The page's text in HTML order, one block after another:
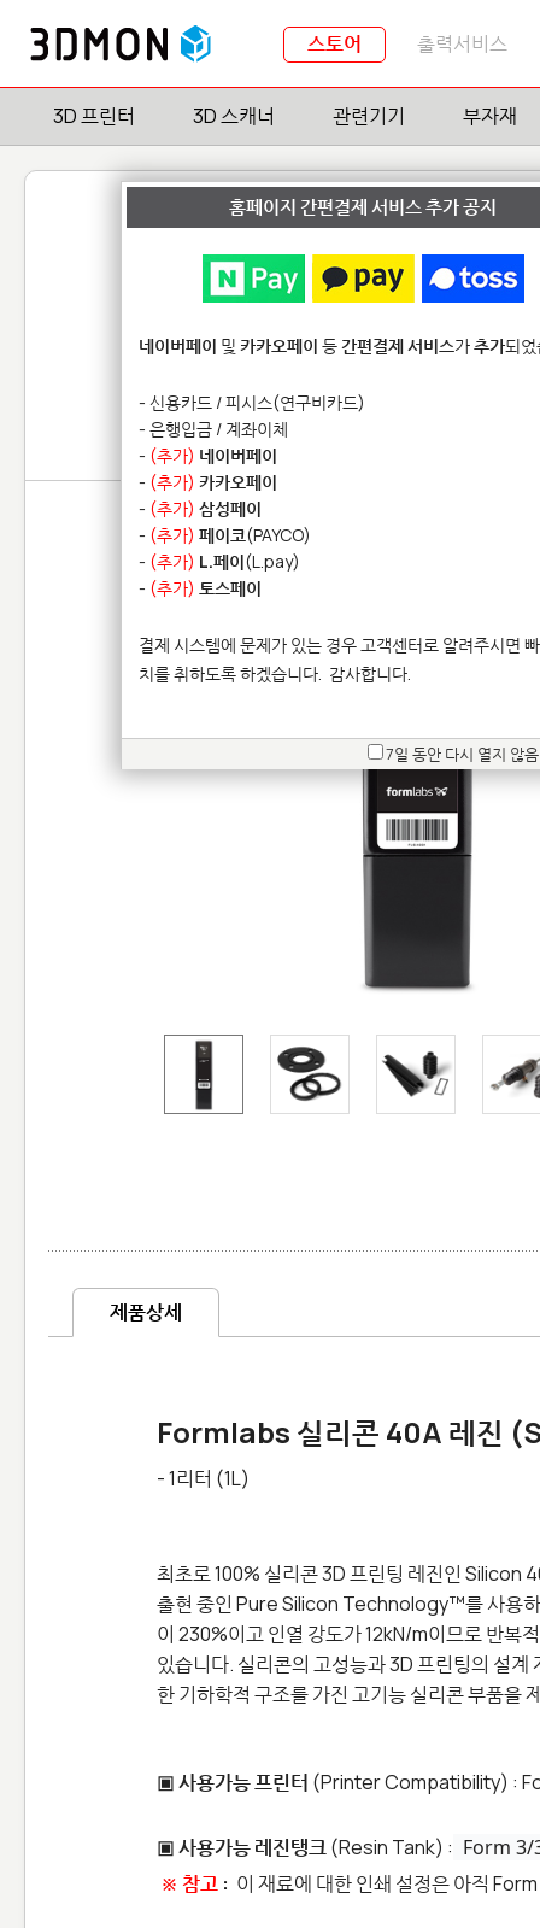
스토어 출력서비스
3D 프린터 3D 스캐너 관련기기 부자재
Formlabs 소
Form 2/3 바이오 레진
제품상세
Formlabs 실리콘 40A 레진
- 1리터 (1L)
최초로 100% 실리콘 3D 프린팅 레진인 Silicon
출현 중인 Pure Silicon Technology™를 사용하
이 230%이고 인열 강도가 12kN/m이므로 반복
있습니다. 실리콘의 고성능과 3D 프린팅의 설
한 기하학적 구조를 가진 고기능 실리콘 부품을
▣ 사용가능 프린터 (Printer Compatibility) :
▣사용가능 레진탱크(Resin Tank) : Form 3/
※ 참고 : 이 재료에 대한 인쇄 설정은 아직
홈페이지 간편결제 서비스 추가 공지
네이버페이 및 카카오페이 등간편결제 서비스가추가되
- 신용카드 / 피시스(연구비카드)
- 은행입금 / 계좌이체
- (추가) 네이버페이
- (추가) 카카오페이
- (추가) 삼성페이
- (추가) 페이코(PAYCO)
- (추가) L.페이(L.pay)
- (추가) 토스페이
결제 시스템에 문제가 있는 경우 고객센터로 알려주시면
치를 취하도록 하겠습니다. 감사합니다.
7일 동안 다시 열지 않음